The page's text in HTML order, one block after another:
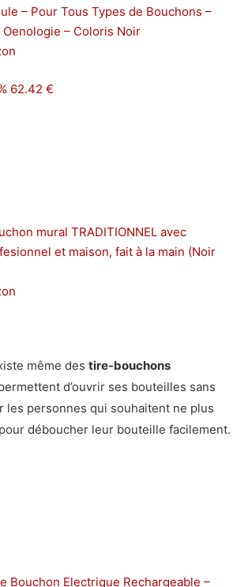
– Pour Tous Types de Bouchons –
Oenologie – Coloris Noir
62.42 €
mural TRADITIONNEL avec
et maison, fait à la main (Noir
même des tire-bouchons
d’ouvrir ses bouteilles sans
les personnes qui souhaitent ne plus
déboucher leur bouteille facilement.
Bouchon Electrique Rechargeable –